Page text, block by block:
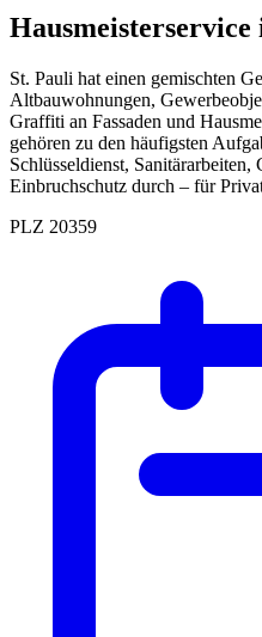
Hausmeisterservice
St. Pauli hat einen gemischten
Altbauwohnungen,
Graffiti an Fassaden und
gehören zu den häufigsten
Schlüsseldienst,
Einbruchschutz durch – für
PLZ 20359